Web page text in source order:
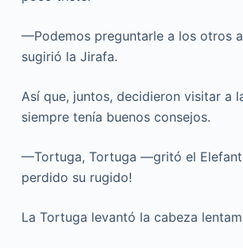
—Podemos preguntarle a los otros
sugirió la Jirafa.
Así que, juntos, decidieron visitar a
siempre tenía buenos consejos.
—Tortuga, Tortuga —gritó el
perdido su rugido!
La Tortuga levantó la cabeza